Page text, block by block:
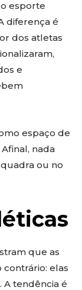
esporte
diferença é
dos atletas
e
espaço de
nada
ou no
que as
elas
A tendência é